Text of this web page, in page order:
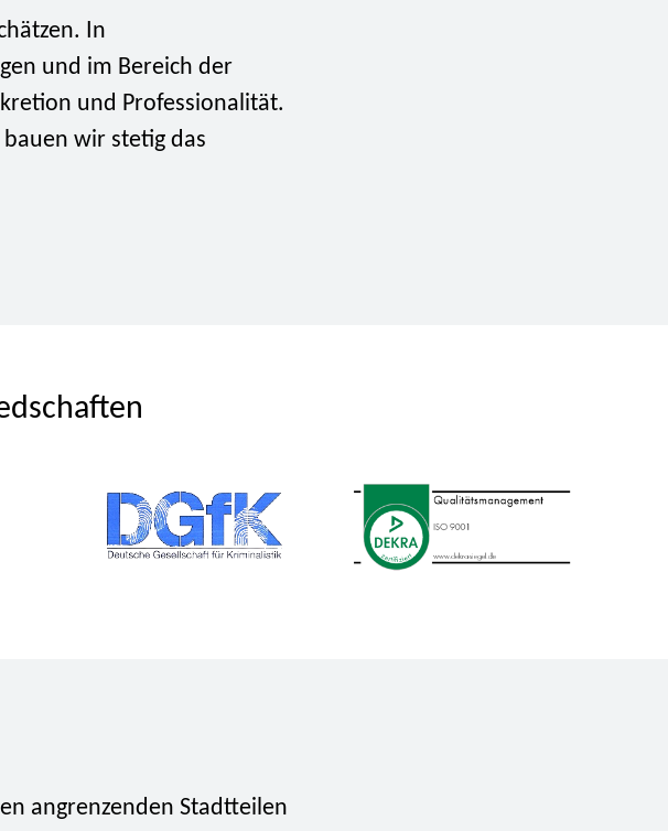
In
und im Bereich der
und Professionalität.
wir stetig das
angrenzenden Stadtteilen